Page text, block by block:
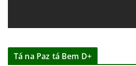
Tá na Paz tá Bem D+